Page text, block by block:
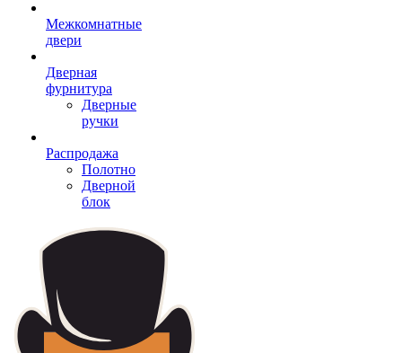
Межкомнатные
двери
Дверная
фурнитура
Дверные
ручки
Распродажа
Полотно
Дверной
блок